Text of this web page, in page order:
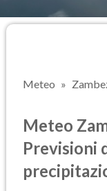
Meteo
Meteo
Previsioni